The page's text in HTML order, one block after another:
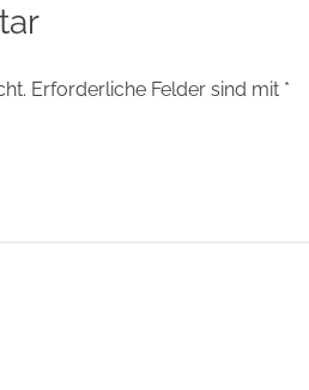
Erforderliche Felder sind mit *